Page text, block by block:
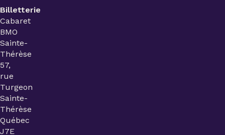
Billetterie
Cabaret
BMO
Sainte-
Thérèse
57,
rue
Turgeon
Sainte-
Thérèse
Québec
J7E